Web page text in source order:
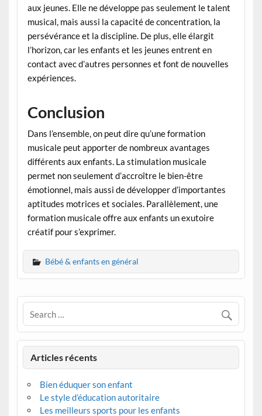
aux jeunes. Elle ne développe pas seulement le talent
musical, mais aussi la capacité de concentration, la
persévérance et la discipline. De plus, elle élargit
l’horizon, car les enfants et les jeunes entrent en
contact avec d’autres personnes et font de nouvelles
expériences.
Conclusion
Dans l’ensemble, on peut dire qu’une formation
musicale peut apporter de nombreux avantages
différents aux enfants. La stimulation musicale
permet non seulement d’accroître le bien-être
émotionnel, mais aussi de développer d’importantes
aptitudes motrices et sociales. Parallèlement, une
formation musicale offre aux enfants un exutoire
créatif pour s’exprimer.
Bébé & enfants en général
Articles récents
Bien éduquer son enfant
Le style d’éducation autoritaire
Les meilleurs sports pour les enfants